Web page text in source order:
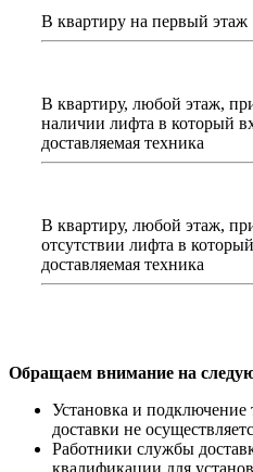
В квартиру на первый этаж
В квартиру, любой этаж,
наличии лифта в который
доставляемая техника
В квартиру, любой этаж,
отсутствии лифта в
доставляемая техника
Обращаем внимание на
Установка и подключение
доставки не
Работники службы
квалификации для